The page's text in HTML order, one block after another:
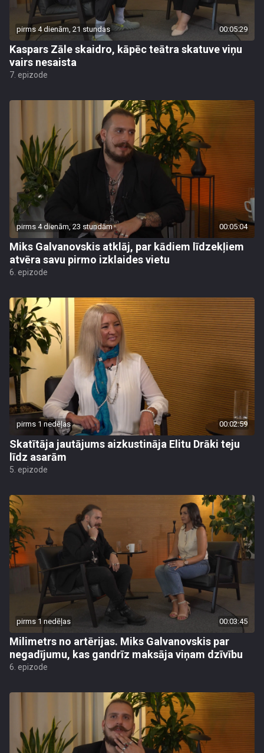
pirms 4 dienām, 21 stundas 00:05:29
Kaspars Zāle skaidro, kāpēc teātra skatuve viņu
vairs nesaista
7. epizode
pirms 4 dienām, 23 stundām 00:05:04
Miks Galvanovskis atklāj, par kādiem līdzekļiem
atvēra savu pirmo izklaides vietu
6. epizode
pirms 1 nedēļas 00:02:59
Skatītāja jautājums aizkustināja Elitu Drāki teju
līdz asarām
5. epizode
pirms 1 nedēļas 00:03:45
Milimetrs no artērijas. Miks Galvanovskis par
negadījumu, kas gandrīz maksāja viņam dzīvību
6. epizode